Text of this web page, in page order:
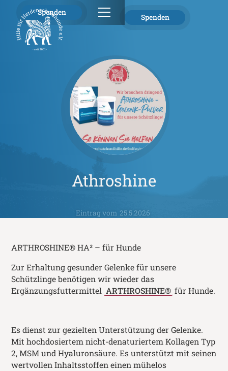
Spenden
Spenden
Athroshine
Eintrag vom 25.5.2026
ARTHROSHINE® HA² – für Hunde
Zur Erhaltung gesunder Gelenke für unsere
Schützlinge benötigen wir wieder das
Ergänzungsfuttermittel ARTHROSHINE® für Hunde.
Es dienst zur gezielten Unterstützung der Gelenke.
Mit hochdosiertem nicht-denaturiertem Kollagen Typ
2, MSM und Hyaluronsäure. Es unterstützt mit seinen
wertvollen Inhaltsstoffen einen mühelos